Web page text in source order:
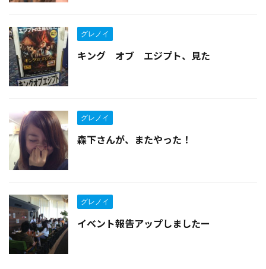
グレノイ
キング オブ エジプト、見た
グレノイ
森下さんが、またやった！
グレノイ
イベント報告アップしましたー